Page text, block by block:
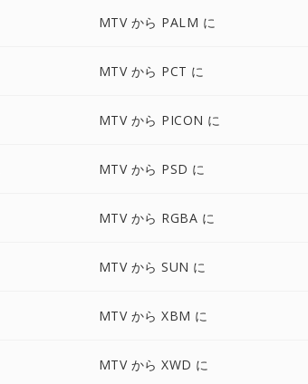
MTV から PALM に
MTV から PCT に
MTV から PICON に
MTV から PSD に
MTV から RGBA に
MTV から SUN に
MTV から XBM に
MTV から XWD に